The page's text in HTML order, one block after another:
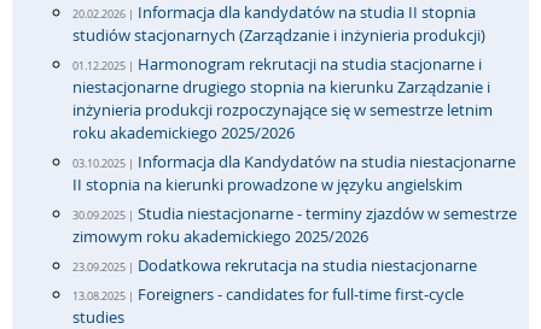
20.02.2026 | Informacja dla kandydatów na studia II stopnia
studiów stacjonarnych (Zarządzanie i inżynieria produkcji)
01.12.2025 | Harmonogram rekrutacji na studia stacjonarne i
niestacjonarne drugiego stopnia na kierunku Zarządzanie i
inżynieria produkcji rozpoczynające się w semestrze letnim
roku akademickiego 2025/2026
03.10.2025 | Informacja dla Kandydatów na studia niestacjonarne
II stopnia na kierunki prowadzone w języku angielskim
30.09.2025 | Studia niestacjonarne - terminy zjazdów w semestrze
zimowym roku akademickiego 2025/2026
23.09.2025 | Dodatkowa rekrutacja na studia niestacjonarne
13.08.2025 | Foreigners - candidates for full-time first-cycle
studies